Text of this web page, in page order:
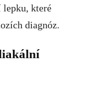
lepku, které
diagnóz.